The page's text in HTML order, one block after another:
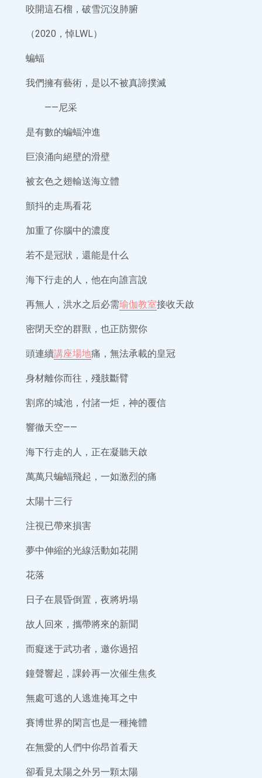
咬開這石榴，破雪沉沒肺腑
（2020，悼LWL）
蝙蝠
我們擁有藝術，是以不被真諦撲滅
——尼采
是有數的蝙蝠沖進
巨浪涌向絕壁的滑壁
被玄色之翅輸送海立體
顫抖的走馬看花
加重了你腦中的濃度
若不是冠狀，還能是什么
海下行走的人，他在向誰言說
再無人，洪水之后必需瑜伽教室接收天啟
密閉天空的群獸，也正防禦你
頭連續講座場地痛，無法承載的皇冠
身材離你而往，殘肢斷臂
割席的城池，付諸一炬，神的覆信
響徹天空——
海下行走的人，正在凝聽天啟
萬萬只蝙蝠飛起，一如激烈的痛
太陽十三行
注視已帶來損害
夢中伸縮的光線活動如花開
花落
日子在晨昏倒置，夜將坍塌
故人回來，攜帶將來的新聞
而癡迷于武功者，邀你過招
鐘聲響起，課鈴再一次催生焦炙
無處可逃的人逃進掩耳之中
賽博世界的閑言也是一種掩體
在無愛的人們中你昂首看天
卻看見太陽之外另一顆太陽